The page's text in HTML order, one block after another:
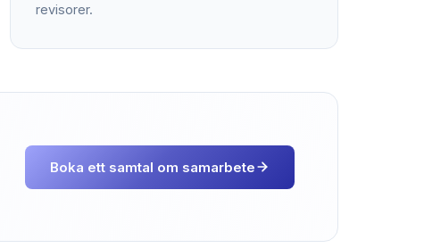
revisorer.
Boka ett samtal om samarbete